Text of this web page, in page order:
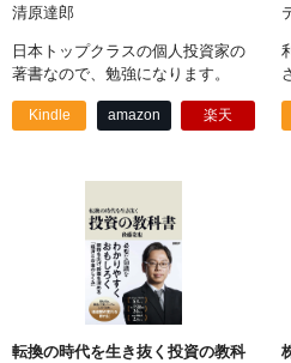
清原達郎
日本トップクラスの個人投資家の
著書なので、勉強になります。
Kindle amazon 楽天
転換の時代を生き抜く投資の教科